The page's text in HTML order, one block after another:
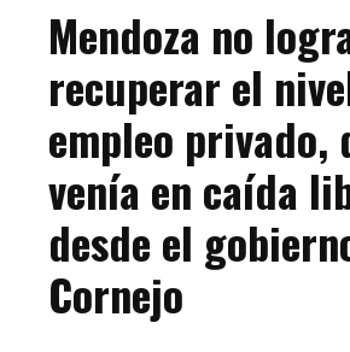
Mendoza no
recuperar el
empleo privado,
venía en caída
desde el
Cornejo